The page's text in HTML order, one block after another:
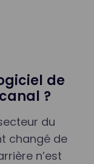
de
?
du
changé de
n’est